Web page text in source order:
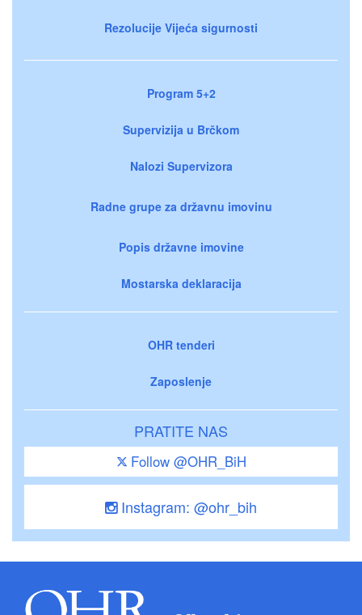
Rezolucije Vijeća sigurnosti
Program 5+2
Supervizija u Brčkom
Nalozi Supervizora
Radne grupe za državnu imovinu
Popis državne imovine
Mostarska deklaracija
OHR tenderi
Zaposlenje
PRATITE NAS
Follow @OHR_BiH
Instagram: @ohr_bih